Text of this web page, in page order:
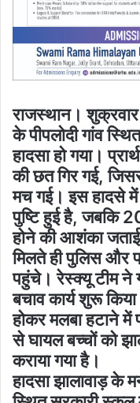
राजस्थान।
के पीपलोदी गांव
हादसा हो गया।
की छत गिर गई,
मच गई। इस हादसे में
पुष्टि हुई है, जबकि
होने की आशंका
मिलते ही पुलिस और
पहुंचे। रेस्क्यू टीम ने
बचाव कार्य शुरू
होकर मलबा हटाने
से घायल बच्चों को
कराया गया है।
हादसा झालावाड़ के